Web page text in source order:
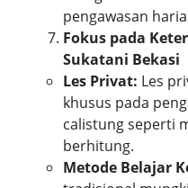
pengawasan
Fokus pada
Sukatani Bekasi
Les Privat: Les
khusus pada
calistung seperti
berhitung.
Metode Belajar